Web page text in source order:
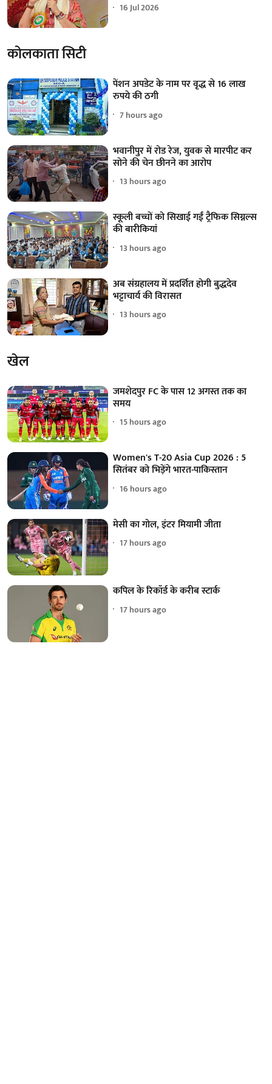
16 Jul 2026
कोलकाता सिटी
पेंशन अपडेट के नाम पर वृद्ध से 16 लाख
रुपये की ठगी
7 hours ago
भवानीपुर में रोड रेज, युवक से मारपीट कर
सोने की चेन छीनने का आरोप
13 hours ago
स्कूली बच्चों को सिखाई गईं ट्रैफिक सिग्नल्स
की बारीकियां
13 hours ago
अब संग्रहालय में प्रदर्शित होगी बुद्धदेव
भट्टाचार्य की विरासत
13 hours ago
खेल
जमशेदपुर FC के पास 12 अगस्त तक का
समय
15 hours ago
Women's T-20 Asia Cup 2026 : 5
सितंबर को भिड़ेंगे भारत-पाकिस्तान
16 hours ago
मेसी का गोल, इंटर मियामी जीता
17 hours ago
कपिल के रिकॉर्ड के करीब स्टार्क
17 hours ago